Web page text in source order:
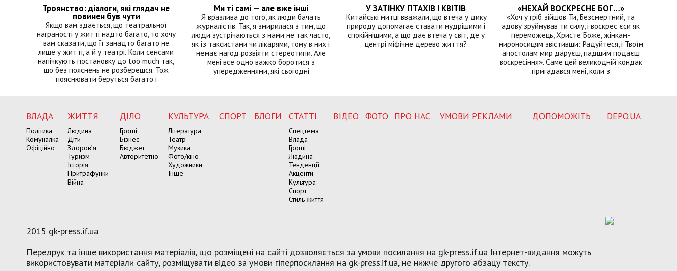
Троянство: діалоги, які глядач не
повинен був чути
Якщо вам здається, що театральної
награності у житті надто багато, то хочу
вам сказати, що її занадто багато не
лише у житті, а й у театрі. Коли сенсами
напічкують постановку до too much так,
що без пояснень не розберешся. Тож
пояснювати беруться багато і
Ми ті самі — але вже інші
Я вразлива до того, як люди бачать
журналістів. Так, я змирилася з тим, що
люди зустрічаються з нами не так часто,
як із таксистами чи лікарями, тому в них і
немає нагод розвіяти стереотипи. Але
мені все одно важко боротися з
упередженнями, які сьогодні
У ЗАТІНКУ ПТАХІВ І КВІТІВ
Китайські митці вважали, що втеча у дику
природу допомагає ставати мудрішими і
спокійнішими, а що дає втеча у світ, де у
центрі міфічне дерево життя?
«НЕХАЙ ВОСКРЕСНЕ БОГ…»
«Хоч у гріб зійшов Ти, Безсмертний, та
адову зруйнував ти силу, і воскрес єси як
переможець, Христе Боже, жінкам-
мироносицям звістивши: Радуйтеся, і Твоїм
апостолам мир даруєш, падшим подаєш
воскресіння». Саме цей великодній кондак
пригадався мені, коли з
ВЛАДА
Політика
Комуналка
Офіційно
ЖИТТЯ
Людина
Діти
Здоров’я
Туризм
Історія
Притрафунки
Війна
ДІЛО
Гроші
Бізнес
Бюджет
Авторитетно
КУЛЬТУРА
Література
Театр
Музика
Фото/кіно
Художники
Інше
СПОРТ БЛОГИ СТАТТІ
Спецтема
Влада
Гроші
Людина
Тенденції
Акценти
Культура
Спорт
Стиль життя
ВІДЕО ФОТО ПРО НАС УМОВИ РЕКЛАМИ ДОПОМОЖІТЬ DEPO.UA
2015 gk-press.if.ua
Передрук та інше використання матеріалів, що розміщені на сайті дозволяється за умови посилання на gk-press.if.ua Інтернет-видання можуть
використовувати матеріали сайту, розміщувати відео за умови гіперпосилання на gk-press.if.ua, не нижче другого абзацу тексту.